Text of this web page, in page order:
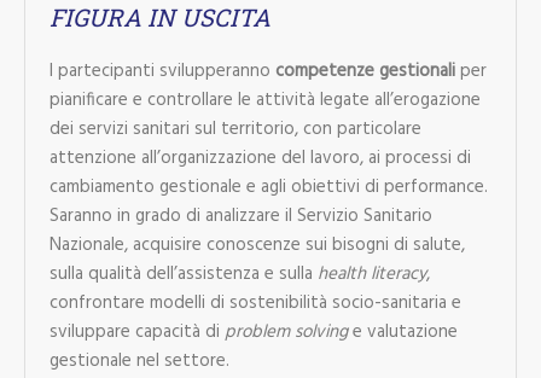
FIGURA IN USCITA
I partecipanti svilupperanno competenze gestionaliper
pianificare e controllare le attività legate all’erogazione
dei servizi sanitari sul territorio, con particolare
attenzione all’organizzazione del lavoro, ai processi di
cambiamento gestionale e agli obiettivi di performance.
Saranno in grado di analizzare il Servizio Sanitario
Nazionale, acquisire conoscenze sui bisogni di salute,
sulla qualità dell’assistenza e sulla health literacy,
confrontare modelli di sostenibilità socio-sanitaria e
sviluppare capacità di problem solvinge valutazione
gestionale nel settore.